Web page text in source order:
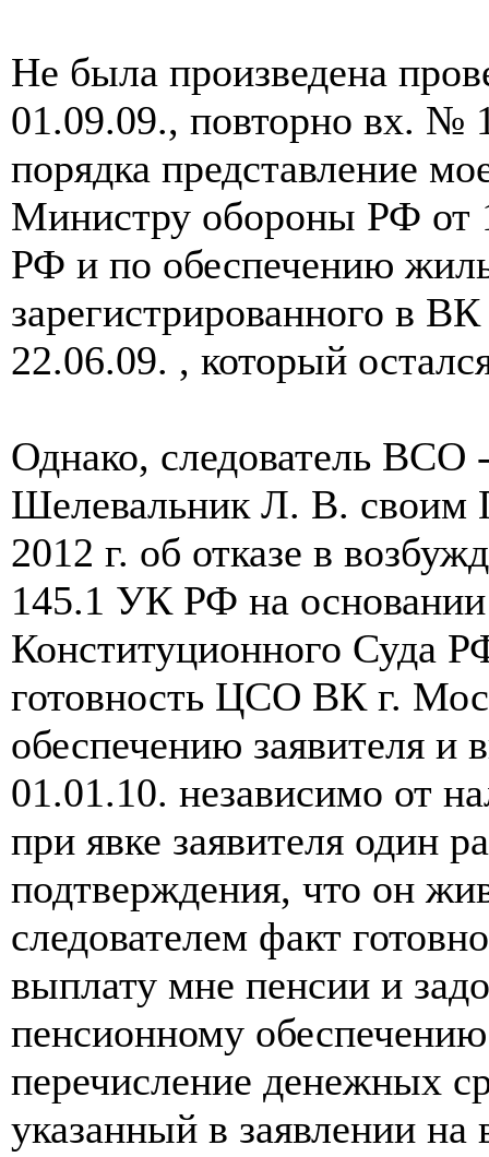
Не была произведена
01.09.09., повторно вх. №
порядка представление
Министру обороны РФ от
РФ и по обеспечению
зарегистрированного в
22.06.09. , который
Однако, следователь
Шелевальник Л. В. своим
2012 г. об отказе в
145.1 УК РФ на
Конституционного Суда
готовность ЦСО ВК г.
обеспечению заявителя и
01.01.10. независимо от
при явке заявителя один
подтверждения, что он
следователем факт
выплату мне пенсии и
пенсионному
перечисление денежных
указанный в заявлении